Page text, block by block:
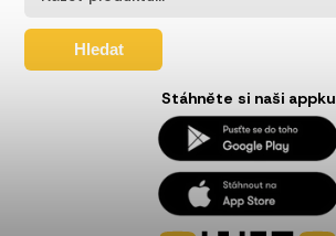
Hledat
Stáhněte si naši appku